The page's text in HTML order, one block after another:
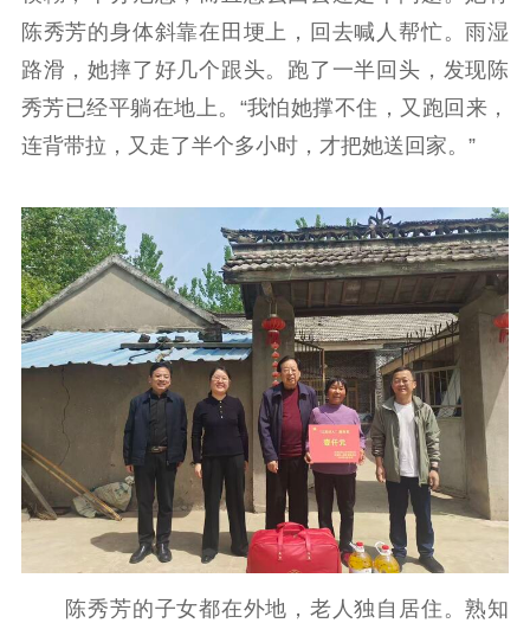
陈秀芳的身体斜靠在田埂上，回去喊人帮忙。雨湿
路滑，她摔了好几个跟头。跑了一半回头，发现陈
秀芳已经平躺在地上。“我怕她撑不住，又跑回来，
连背带拉，又走了半个多小时，才把她送回家。”
陈秀芳的子女都在外地，老人独自居住。熟知